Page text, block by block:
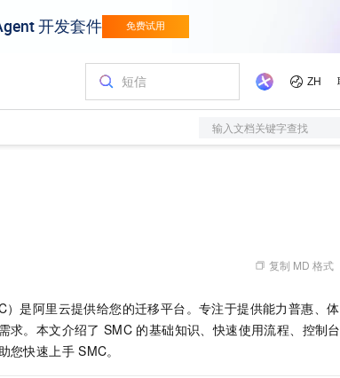
输入文档关键字查找
复制 MD 格式
）是阿里云提供给您的迁移平台。专注于提供能力普惠、体
求。本文介绍了 SMC 的基础知识、快速使用流程、控制台
您快速上手 SMC。